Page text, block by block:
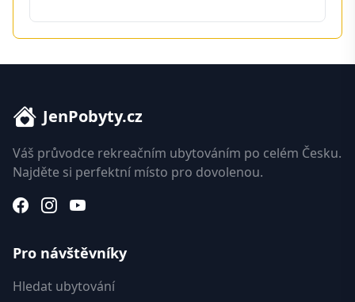
JenPobyty.cz
Váš průvodce rekreačním ubytováním po celém Česku.
Najděte si perfektní místo pro dovolenou.
Pro návštěvníky
Hledat ubytování